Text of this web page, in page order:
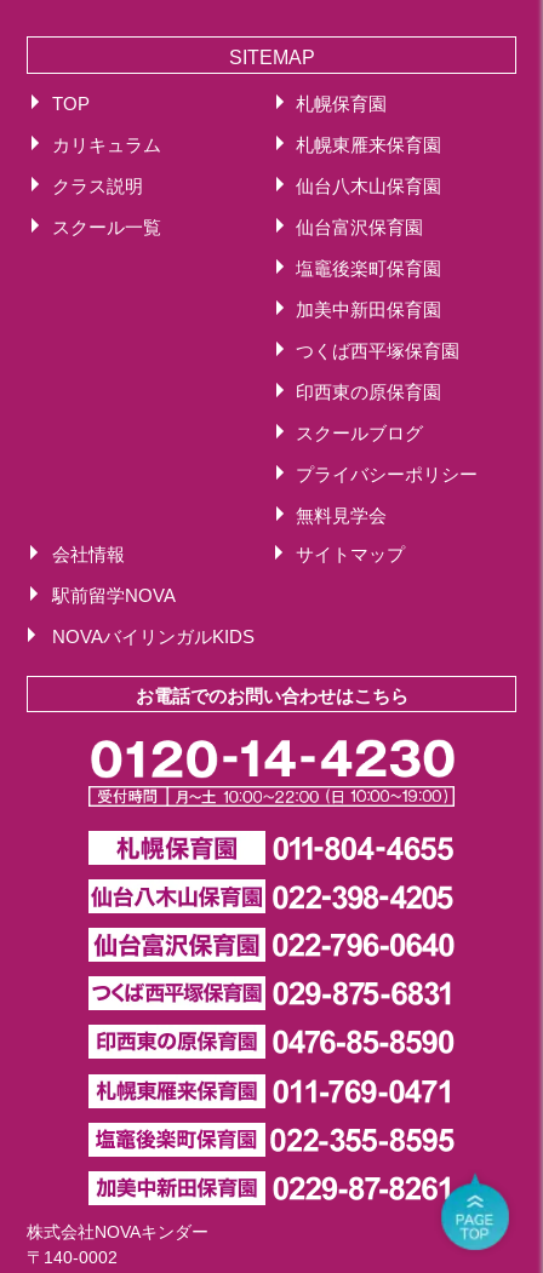
SITEMAP
TOP
カリキュラム
クラス説明
スクール一覧
札幌保育園
札幌東雁来保育園
仙台八木山保育園
仙台富沢保育園
塩竈後楽町保育園
加美中新田保育園
つくば西平塚保育園
印西東の原保育園
スクールブログ
プライバシーポリシー
無料見学会
会社情報
サイトマップ
駅前留学NOVA
NOVAバイリンガルKIDS
お電話でのお問い合わせはこちら
株式会社NOVAキンダー
〒140-0002